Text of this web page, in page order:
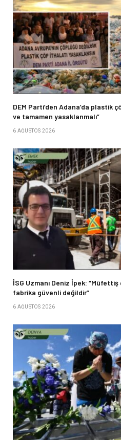
DEM Parti’den Adana’da
ve tamamen yasaklanmalı”
6 AĞUSTOS 2026
İSG Uzmanı Deniz İpek:
fabrika güvenli değildir”
6 AĞUSTOS 2026